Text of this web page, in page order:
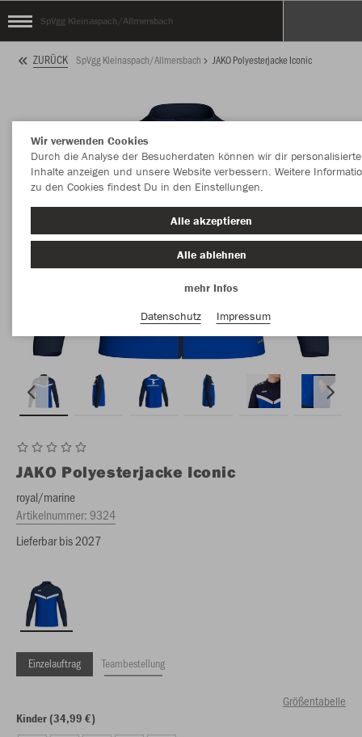
SpVgg Kleinaspach/Allmersbach
ZURÜCK SpVgg Kleinaspach/Allmersbach JAKO Polyesterjacke Iconic
JAKO Polyesterjacke Iconic
royal/marine
Artikelnummer:9324
Lieferbar bis 2027
Einzelauftrag Teambestellung
Größentabelle
Kinder (34,99 €)
Wir verwenden Cookies
Durch die Analyse der Besucherdaten können wir dir personalisierte
Inhalte anzeigen und unsere Website verbessern. Weitere
zu den Cookies findest Du in den Einstellungen.
Alle akzeptieren
Alle ablehnen
mehr Infos
Datenschutz
Impressum